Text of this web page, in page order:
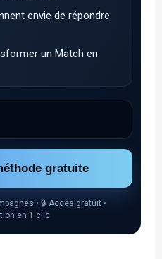
envie de répondre
un Match en
gratuite
• 🔒 Accès gratuit •
en 1 clic